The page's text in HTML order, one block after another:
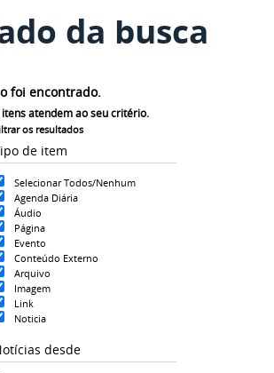
da busca
itens atendem ao seu critério.
os resultados
de item
Selecionar Todos/Nenhum
Agenda Diária
Áudio
Página
Evento
Conteúdo Externo
Arquivo
Imagem
Link
Noticia
desde
foi encontrado.